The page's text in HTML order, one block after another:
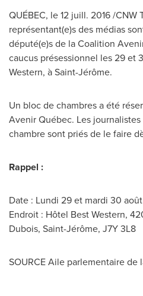
QUÉBEC, le 12 juill. 2016 /CNW
représentant(e)s des médias
député(e)s de la Coalition
caucus présessionnel les 29 et
Western, à Saint-Jérôme.
Un bloc de chambres a été
Avenir Québec. Les
chambre sont priés de le faire
Rappel :
Date : Lundi 29 et mardi 30
Endroit : Hôtel Best Western,
Dubois, Saint-Jérôme, J7Y 3L8
SOURCE Aile parlementaire